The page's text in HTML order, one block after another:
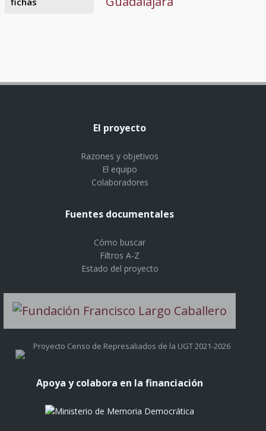
El proyecto
Razones y objetivos
El equipo
Colaboradores
Fuentes documentales
Cómo buscar
Filtros A-Z
Estado del proyecto
Proyecto Censo de Represaliados de la UGT 2021-2026
Apoya y colabora en la financiación